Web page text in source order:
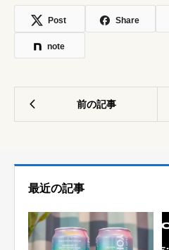
Post Share
note
最近の記事